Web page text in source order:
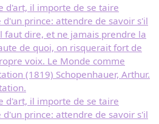
d'art, il importe de se taire
d'un prince: attendre de savoir s'il
faut dire, et ne jamais prendre la
de quoi, on risquerait fort de
voix. Le Monde comme
(1819) Schopenhauer, Arthur.
d'art, il importe de se taire
d'un prince: attendre de savoir s'il